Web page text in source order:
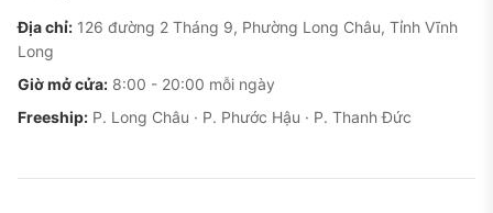
Địa chỉ: 126 đường 2 Tháng 9, Phường Long Châu, Tỉnh Vĩnh
Long
Giờ mở cửa: 8:00 - 20:00 mỗi ngày
Freeship: P. Long Châu · P. Phước Hậu · P. Thanh Đức